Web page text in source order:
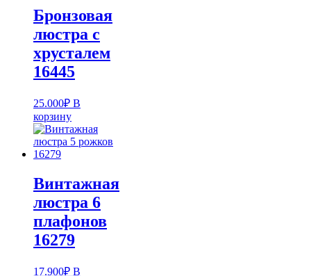
Бронзовая
люстра с
хрусталем
16445
25.000₽ В
корзину
Винтажная
люстра 6
плафонов
16279
17.900₽ В